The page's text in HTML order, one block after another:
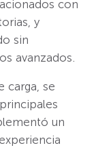
con
y
sin
avanzados.
carga, se
un